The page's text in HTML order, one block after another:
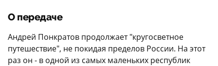
О передаче
Андрей Понкратов продолжает "кругосветное
путешествие", не покидая пределов России. На этот
раз он - в одной из самых маленьких республик